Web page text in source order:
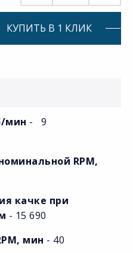
КУПИТЬ В 1 КЛИК
мин - 9
RPM,
качке при
- 15 690
мин - 40